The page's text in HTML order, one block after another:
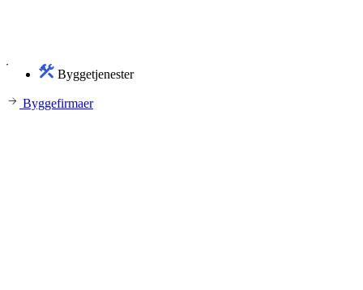
Byggetjenester
Byggefirmaer